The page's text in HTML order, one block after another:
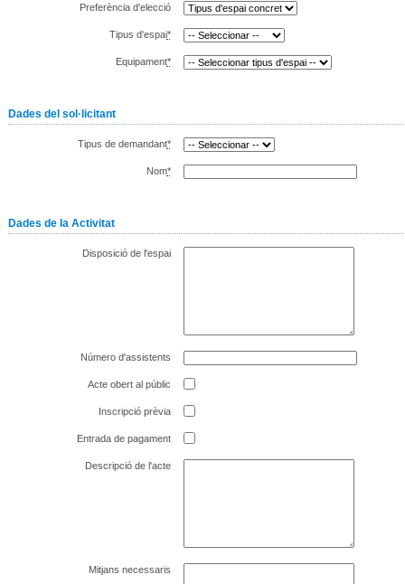
Preferència d'elecció
Tipus d'espai*
Equipament*
Dades del sol·licitant
Tipus de demandant*
Nom*
Dades de la Activitat
Disposició de l'espai
Número d'assistents
Acte obert al públic
Inscripció prèvia
Entrada de pagament
Descripció de l'acte
Mitjans necessaris